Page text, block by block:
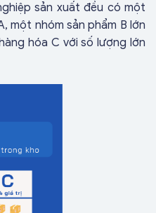
sản xuất đều có một
một nhóm sản phẩm B lớn
hóa C với số lượng lớn